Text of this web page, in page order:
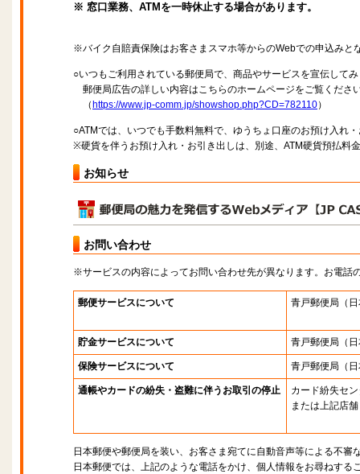
※ 窓口業務、ATMを一時休止する場合があります。
※バイク自賠責保険はお客さまスマホ等からのWebでの申込みと
○いつもご利用されている郵便局で、商品やサービスを宣伝して
郵便局広告の詳しい内容はこちらのホームページをご覧くださ
（ https://www.jp-comm.jp/showshop.php?CD=782110）
○ATMでは、いつでも手数料無料で、ゆうちょ口座のお預け入れ
※硬貨を伴うお預け入れ・お引き出しは、別途、ATM硬貨預払料
お知らせ
お問い合わせ
※サービスの内容によってお問い合わせ先が異なります。お電話
郵便サービスについて 青戸郵便局 （
貯金サービスについて 青戸郵便局 （
保険サービスについて 青戸郵便局 （
通帳やカードの紛失・盗難に伴うお取引の停止
カード紛失セ
または上記店舗
日本郵便や郵便局を装い、お客さま宛てに自動音声等による不審
日本郵便では、上記のような電話をかけ、個人情報をお尋ねする